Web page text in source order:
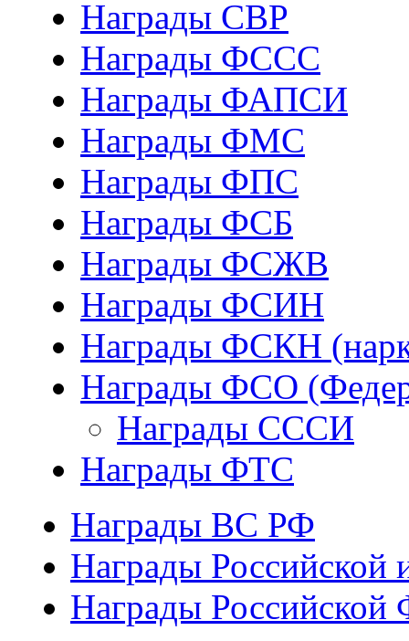
Награды СВР
Награды ФCСС
Награды ФАПСИ
Награды ФМС
Награды ФПС
Награды ФСБ
Награды ФСЖВ
Награды ФСИН
Награды ФСКН
Награды ФСО
Награды СССИ
Награды ФТС
Награды ВС РФ
Награды Российской
Награды Российской